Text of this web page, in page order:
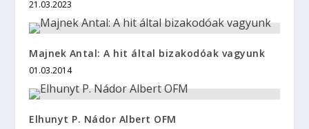
21.03.2023
Majnek Antal: A hit által bizakodóak vagyunk
01.03.2014
Elhunyt P. Nádor Albert OFM